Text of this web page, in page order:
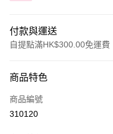
付款與運送
自提點滿HK$300.00免運費
信用卡
Apple Pay
商品特色
商品編號
310120